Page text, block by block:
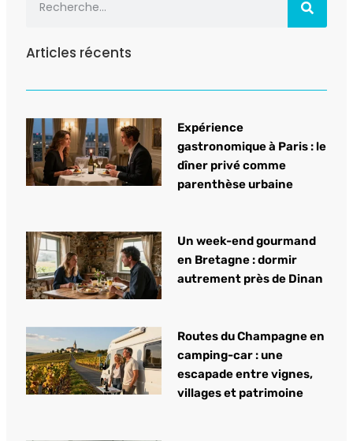
Articles récents
Expérience
gastronomique à Paris : le
dîner privé comme
parenthèse urbaine
Un week-end gourmand
en Bretagne : dormir
autrement près de Dinan
Routes du Champagne en
camping-car : une
escapade entre vignes,
villages et patrimoine